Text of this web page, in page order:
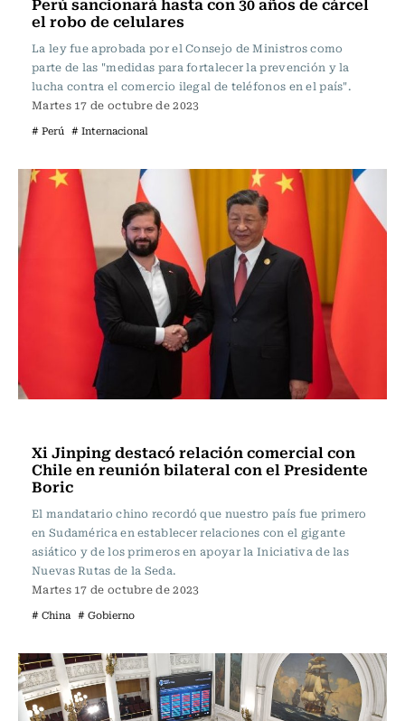
el robo de celulares
La ley fue aprobada por el Consejo de Ministros como
parte de las "medidas para fortalecer la prevención y la
lucha contra el comercio ilegal de teléfonos en el país".
Martes 17 de octubre de 2023
# Perú # Internacional
Xi Jinping destacó relación comercial con
Chile en reunión bilateral con el Presidente
Boric
El mandatario chino recordó que nuestro país fue primero
en Sudamérica en establecer relaciones con el gigante
asiático y de los primeros en apoyar la Iniciativa de las
Nuevas Rutas de la Seda.
Martes 17 de octubre de 2023
# China # Gobierno